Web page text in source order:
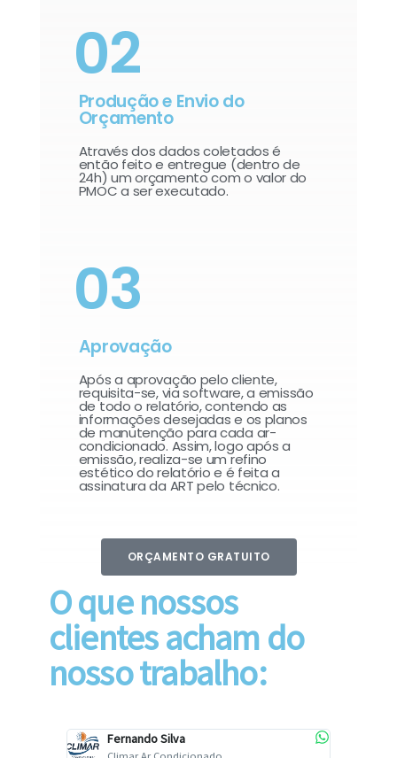
02
Produção e Envio do
Orçamento
Através dos dados coletados é
então feito e entregue (dentro de
24h) um orçamento com o valor do
PMOC a ser executado.
03
Aprovação
Após a aprovação pelo cliente,
requisita-se, via software, a emissão
de todo o relatório, contendo as
informações desejadas e os planos
de manutenção para cada ar-
condicionado. Assim, logo após a
emissão, realiza-se um refino
estético do relatório e é feita a
assinatura da ART pelo técnico.
ORÇAMENTO GRATUITO
O que nossos
clientes acham do
nosso trabalho:
Fernando Silva